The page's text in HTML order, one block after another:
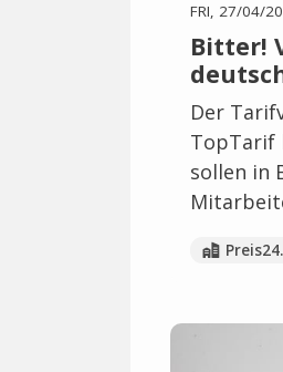
FRI, 27/04/
Bitter!
Der
TopTarif
sollen in